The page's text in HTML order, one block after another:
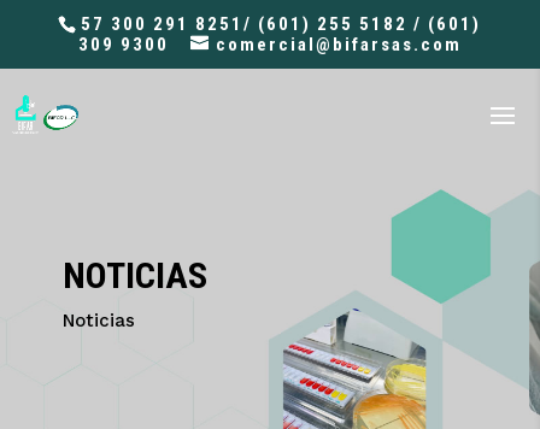
57 300 291 8251/ (601) 255 5182 / (601)
309 9300
comercial@bifarsas.com
NOTICIAS
Noticias